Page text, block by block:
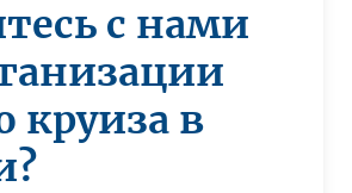
с нами
круиза в